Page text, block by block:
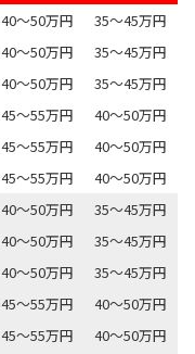
40～50万円
35～45万円
40～50万円
35～45万円
40～50万円
35～45万円
45～55万円
40～50万円
45～55万円
40～50万円
45～55万円
40～50万円
40～50万円
35～45万円
40～50万円
35～45万円
40～50万円
35～45万円
45～55万円
40～50万円
45～55万円
40～50万円